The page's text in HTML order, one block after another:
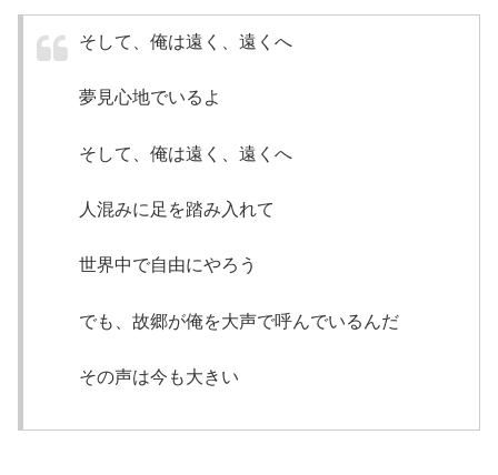
そして、俺は遠く、遠くへ
夢見心地でいるよ
そして、俺は遠く、遠くへ
人混みに足を踏み入れて
世界中で自由にやろう
でも、故郷が俺を大声で呼んでいるんだ
その声は今も大きい